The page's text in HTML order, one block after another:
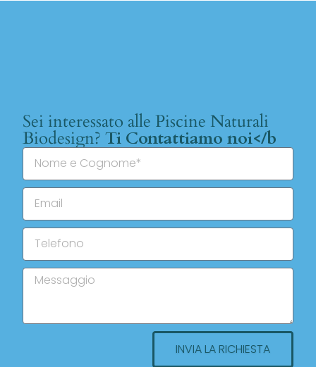
Sei interessato alle Piscine Naturali
Biodesign? Ti Contattiamo noi</b
INVIA LA RICHIESTA